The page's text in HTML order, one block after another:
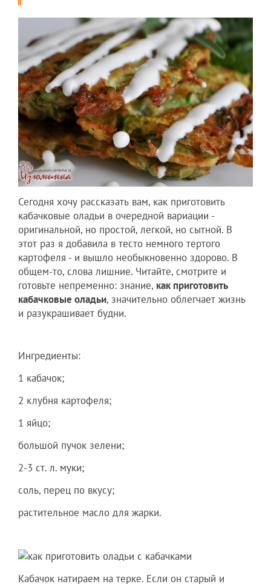
Сегодня хочу рассказать вам, как приготовить
кабачковые оладьи в очередной вариации -
оригинальной, но простой, легкой, но сытной. В
этот раз я добавила в тесто немного тертого
картофеля - и вышло необыкновенно здорово. В
общем-то, слова лишние. Читайте, смотрите и
готовьте непременно: знание, как приготовить
кабачковые оладьи, значительно облегчает жизнь
и разукрашивает будни.
Ингредиенты:
1 кабачок;
2 клубня картофеля;
1 яйцо;
большой пучок зелени;
2-3 ст. л. муки;
соль, перец по вкусу;
растительное масло для жарки.
Кабачок натираем на терке. Если он старый и